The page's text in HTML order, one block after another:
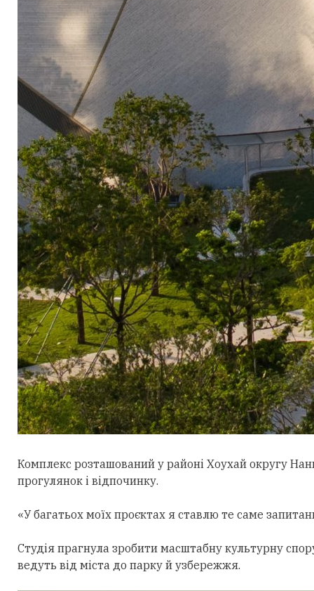
Комплекс розташований у районі Хоухай округу
прогулянок і відпочинку.
«У багатьох моїх проєктах я ставлю те саме
Студія прагнула зробити масштабну культурну
ведуть від міста до парку й узбережжя.